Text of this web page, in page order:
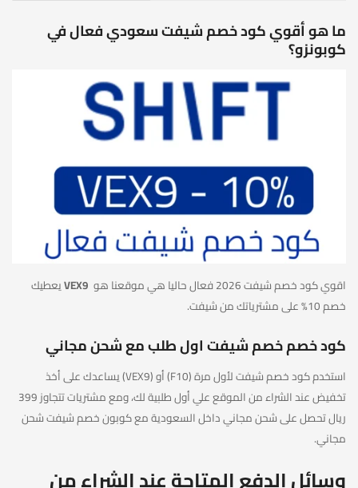
ما هو أقوي كود خصم شيفت سعودي فعال في
كوبونزو؟
اقوي كود خصم شيفت 2026 فعال حاليا هي موقعنا هو VEX9يعطيك
خصم 10% على مشترياتك من شيفت.
كود خصم خصم شيفت اول طلب مع شحن مجاني
استخدم كود خصم شيفت لأول مرة (F10) أو (VEX9) يساعدك على أخذ
تخفيض عند الشراء من الموقع علي أول طلبية لك، ومع مشتريات تتجاوز 399
ريال تحصل على شحن مجاني داخل السعودية مع كوبون خصم شيفت شحن
مجاني.
وسائل الدفع المتاحة عند الشراء من